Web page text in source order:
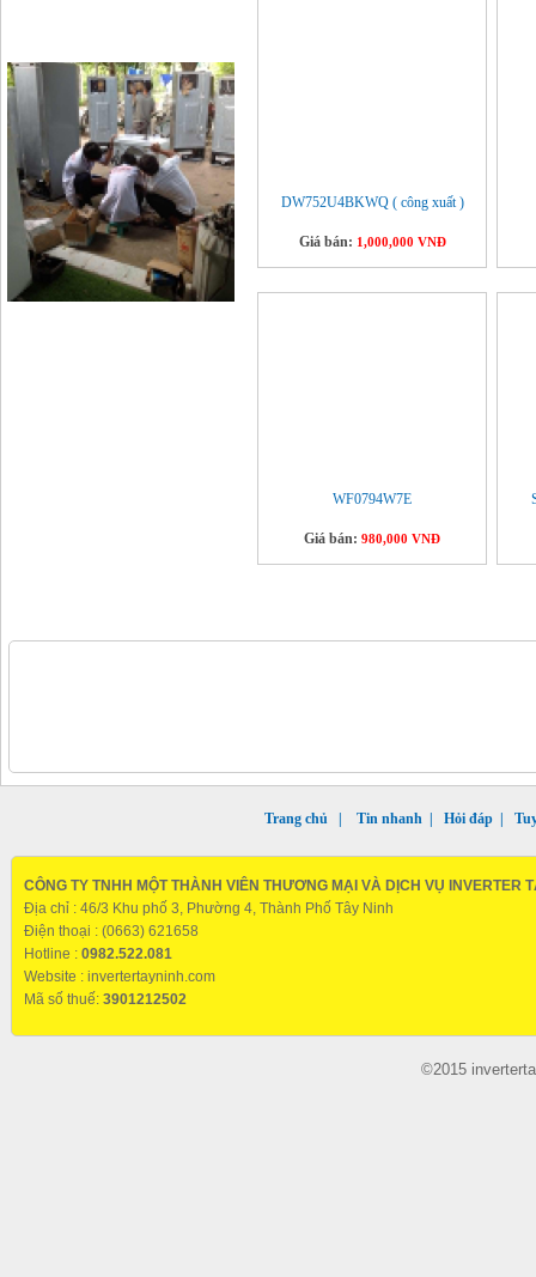
DW752U4BKWQ ( công xuất )
Giá bán: 1,000,000 VNĐ
WF0794W7E
Giá bán: 980,000 VNĐ
Trang chủ Tin nhanh Hỏi đáp
CÔNG TY TNHH MỘT THÀNH VIÊN THƯƠNG MẠI VÀ DỊCH VỤ INVERTER
Địa chỉ : 46/3 Khu phố 3, Phường 4, Thành Phố Tây Ninh
Điện thoại : (0663) 621658
Hotline : 0982.522.081
Website : invertertayninh.com
Mã số thuế: 3901212502
©2015